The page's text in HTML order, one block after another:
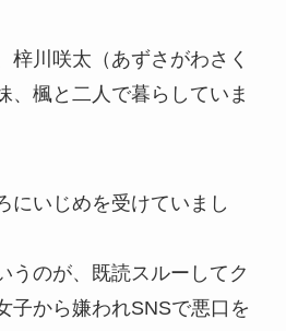
梓川咲太（あずさがわさく
、楓と二人で暮らしていま
にいじめを受けていまし
うのが、既読スルーしてク
子から嫌われSNSで悪口を